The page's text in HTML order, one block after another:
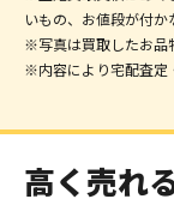
いもの、お値段が付か
※写真は買取したお品
※内容により宅配査定
高く売れ